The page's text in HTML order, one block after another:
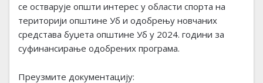
се остварује општи интерес у области спорта на
територији општине Уб и одобрењу новчаних
средстава буџета општине Уб у 2024. години за
суфинансирање одобрених програма.
Преузмите документацију: